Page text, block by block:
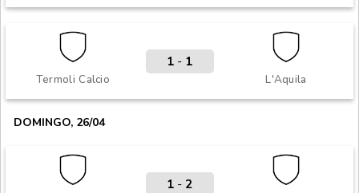
Termoli Calcio L'Aquila
1 - 1
DOMINGO, 26/04
1 - 2